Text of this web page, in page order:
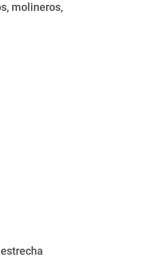
molineros,